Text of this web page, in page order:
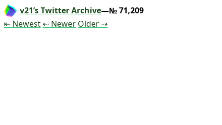
v21’s Twitter Archive—№ 71,209
⇤ NewestTweet
⇠ NewerTweet
OlderTweet
⇢